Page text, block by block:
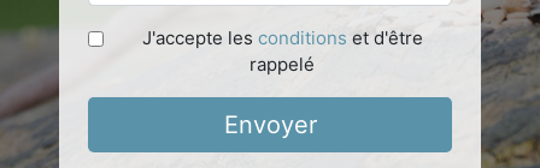
J'accepte les conditions et d'être
rappelé
Envoyer